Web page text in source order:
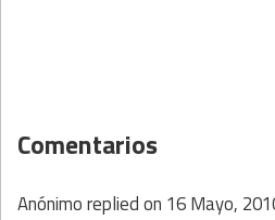
Comentarios
Anónimoreplied on 16 Mayo,